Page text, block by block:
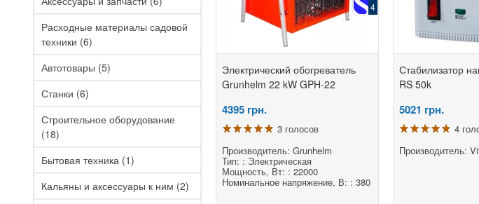
Расходные материалы садовой
техники (6)
Автотовары (5)
Станки (6)
Строительное оборудование
(18)
Бытовая техника (1)
Кальяны и аксессуары к ним (2)
4
Электрический обогреватель
Grunhelm 22 kW GPH-22
4395 грн.
3 голосов
Производитель: Grunhelm
Тип: : Электрическая
Мощность, Вт: : 22000
Номинальное напряжение, В: : 380
Стабилизатор
RS 50k
5021 грн.
4
Производитель:
MIG 308
11088
Класс
(В) ±15%